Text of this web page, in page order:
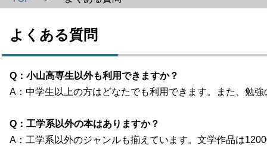
よくある質問
Q：小山高専生以外も利用できますか？
A：中学生以上の方はどなたでも利用できます。また、勉
Q：工学系以外の本はありますか？
A：工学系以外のジャンルも揃えています。文学作品は